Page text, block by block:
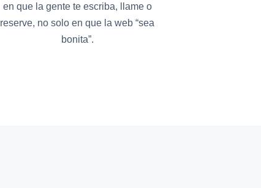
en que la gente te escriba, llame o
reserve, no solo en que la web “sea
bonita”.